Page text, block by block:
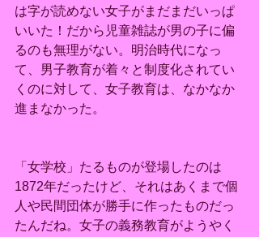
は字が読めない女子がまだまだいっぱ
いいた！だから児童雑誌が男の子に偏
るのも無理がない。明治時代になっ
て、男子教育が着々と制度化されてい
くのに対して、女子教育は、なかなか
進まなかった。
「女学校」たるものが登場したのは
1872年だったけど、それはあくまで個
人や民間団体が勝手に作ったものだっ
たんだね。女子の義務教育がようやく